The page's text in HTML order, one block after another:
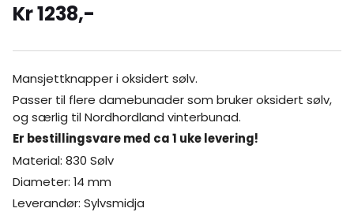
Kr1238,-
Mansjettknapper i oksidert sølv.
Passer til flere damebunader som bruker oksidert sølv,
og særlig til Nordhordland vinterbunad.
Er bestillingsvare med ca 1 uke levering!
Material: 830 Sølv
Diameter: 14 mm
Leverandør: Sylvsmidja